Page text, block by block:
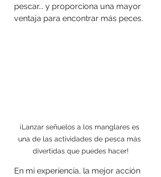
pescar... y proporciona una mayor
ventaja para encontrar más peces.
¡Lanzar señuelos a los manglares es
una de las actividades de pesca más
divertidas que puedes hacer!
En mi experiencia, la mejor acción